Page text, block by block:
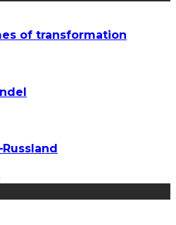
of transformation